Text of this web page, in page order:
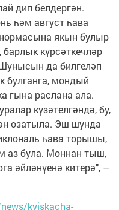
дип белдергән.
һәм август һава
якын булыр
күрсәткечләр
да билгеләп
булганга, мондый
гына раслана ала.
күзәтелгәндә, бу,
озатыла. Эш шунда
һава торышы,
аз була. Моннан тыш,
әйләнүенә китерә", –
kyiskacha-